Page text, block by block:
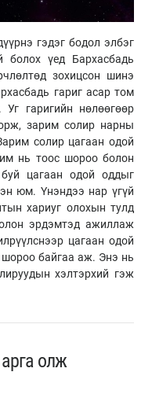
гэдэг бодол элбэг
болох үед Бархасбадь
зохицсон шинэ
гариг асар том
гаригийн нөлөөгөөр
зарим солир нарны
солир цагаан одой
нь тоос шороо болон
цагаан одой оддыг
юм. Үнэндээ нар үгүй
хариуг олохын тулд
эрдэмтэд ажиллаж
цагаан одой
байгаа аж. Энэ нь
хэлтэрхий гэж
олж